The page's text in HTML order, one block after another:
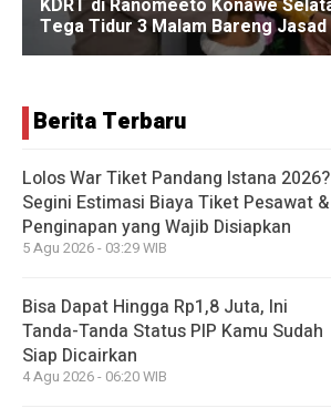
Berita Terbaru
Lolos War Tiket Pandang Istana 2026?
Segini Estimasi Biaya Tiket Pesawat &
Penginapan yang Wajib Disiapkan
5 Agu 2026 - 03:29 WIB
Bisa Dapat Hingga Rp1,8 Juta, Ini
Tanda-Tanda Status PIP Kamu Sudah
Siap Dicairkan
4 Agu 2026 - 06:20 WIB